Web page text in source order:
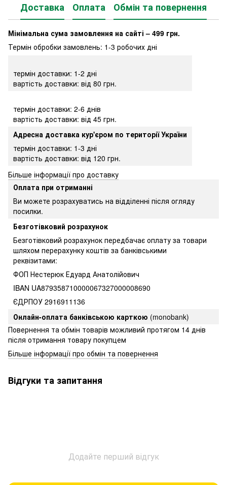
Доставка Оплата Обмін та повернення
Мінімальна сума замовлення на сайті – 499 грн.
Термін обробки замовлень: 1-3 робочих дні
термін доставки: 1-2 дні
вартість доставки: від 80 грн.
термін доставки: 2-6 днів
вартість доставки: від 45 грн.
Адресна доставка кур'єром по території України
термін доставки: 1-3 дні
вартість доставки: від 120 грн.
Більше інформації про доставку
Оплата при отриманні
Ви можете розрахуватись на відділенні після огляду
посилки.
Безготівковий розрахунок
Безготівковий розрахунок передбачає оплату за товари
шляхом перерахунку коштів за банківськими
реквізитами:
ФОП Нестерюк Едуард Анатолійович
IBAN UA879358710000067327000008690
ЄДРПОУ 2916911136
Онлайн-оплата банківською карткою (monobank)
Повернення та обмін товарів можливий протягом 14 днів
після отримання товару покупцем
Більше інформації про обмін та повернення
Відгуки та запитання
Додайте перший відгук